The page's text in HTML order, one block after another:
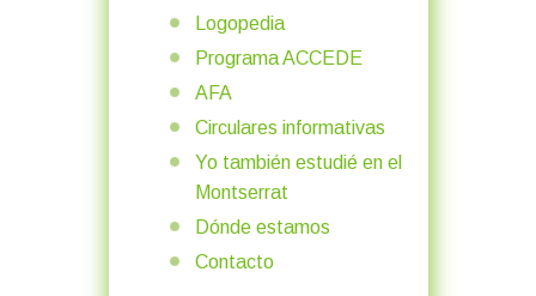
Logopedia
Programa ACCEDE
AFA
Circulares informativas
Yo también estudié en el
Montserrat
Dónde estamos
Contacto